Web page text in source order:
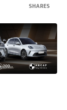
SHARES